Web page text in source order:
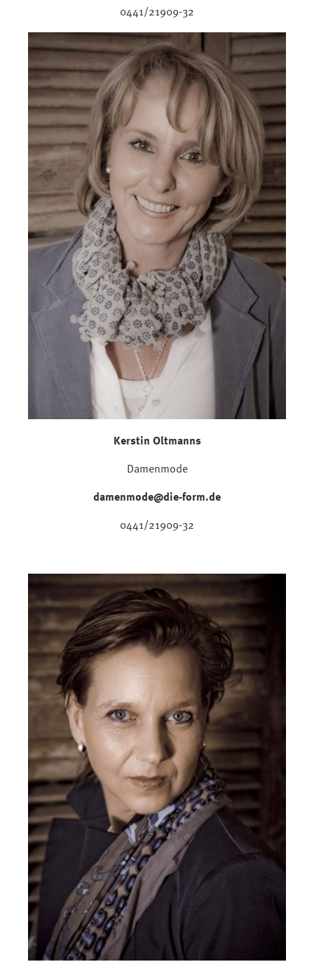
0441/21909-32
Kerstin Oltmanns
Damenmode
damenmode@die-form.de
0441/21909-32